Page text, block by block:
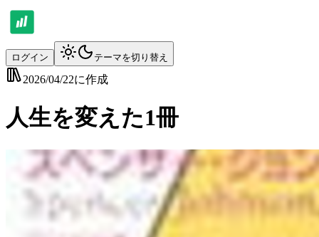
ログイン テーマを切り替え
2026/04/22に作成
人生を変えた1冊